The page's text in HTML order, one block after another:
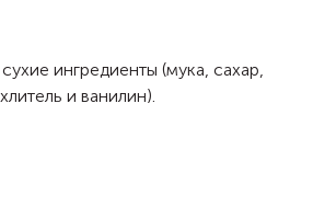
ингредиенты (мука, сахар,
и ванилин).